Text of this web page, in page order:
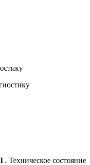
. Техническое состояние